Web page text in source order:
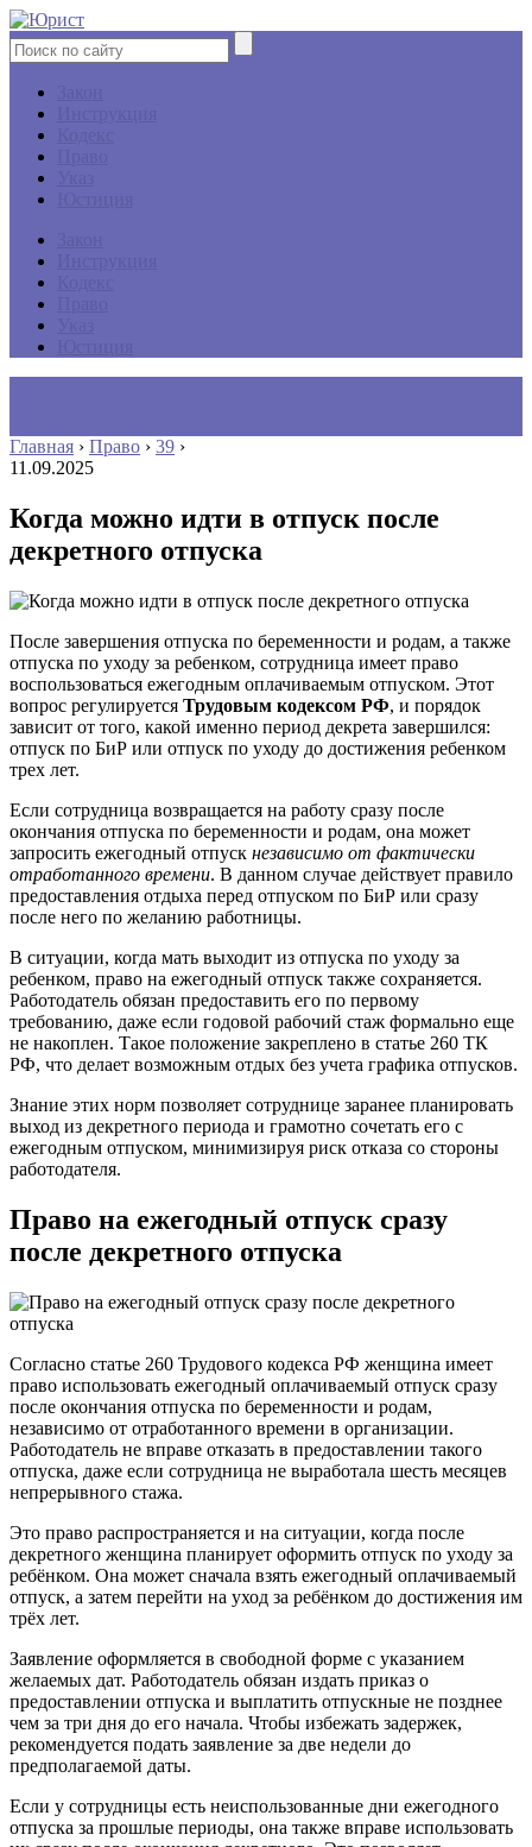
Главная › Право › 39 ›
11.09.2025
Когда можно идти в отпуск после
декретного отпуска
После завершения отпуска по беременности и родам, а также
отпуска по уходу за ребенком, сотрудница имеет право
воспользоваться ежегодным оплачиваемым отпуском. Этот
вопрос регулируется Трудовым кодексом РФ, и порядок
зависит от того, какой именно период декрета завершился:
отпуск по БиР или отпуск по уходу до достижения ребенком
трех лет.
Если сотрудница возвращается на работу сразу после
окончания отпуска по беременности и родам, она может
запросить ежегодный отпуск независимо от фактически
отработанного времени. В данном случае действует правило
предоставления отдыха перед отпуском по БиР или сразу
после него по желанию работницы.
В ситуации, когда мать выходит из отпуска по уходу за
ребенком, право на ежегодный отпуск также сохраняется.
Работодатель обязан предоставить его по первому
требованию, даже если годовой рабочий стаж формально еще
не накоплен. Такое положение закреплено в статье 260 ТК
РФ, что делает возможным отдых без учета графика отпусков.
Знание этих норм позволяет сотруднице заранее планировать
выход из декретного периода и грамотно сочетать его с
ежегодным отпуском, минимизируя риск отказа со стороны
работодателя.
Право на ежегодный отпуск сразу
после декретного отпуска
Согласно статье 260 Трудового кодекса РФ женщина имеет
право использовать ежегодный оплачиваемый отпуск сразу
после окончания отпуска по беременности и родам,
независимо от отработанного времени в организации.
Работодатель не вправе отказать в предоставлении такого
отпуска, даже если сотрудница не выработала шесть месяцев
непрерывного стажа.
Это право распространяется и на ситуации, когда после
декретного женщина планирует оформить отпуск по уходу за
ребёнком. Она может сначала взять ежегодный оплачиваемый
отпуск, а затем перейти на уход за ребёнком до достижения им
трёх лет.
Заявление оформляется в свободной форме с указанием
желаемых дат. Работодатель обязан издать приказ о
предоставлении отпуска и выплатить отпускные не позднее
чем за три дня до его начала. Чтобы избежать задержек,
рекомендуется подать заявление за две недели до
предполагаемой даты.
Если у сотрудницы есть неиспользованные дни ежегодного
отпуска за прошлые периоды, она также вправе использовать